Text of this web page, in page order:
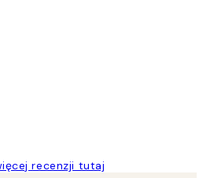
recenzji tutaj